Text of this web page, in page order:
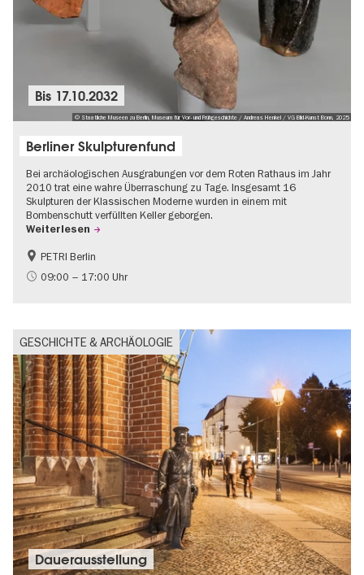
© Staatliche Museen zu Berlin, Museum für Vor- und Frühgeschichte / Andreas Henkel / VG Bild-Kunst Bonn, 2025
Bis 17.10.2032
Berliner Skulpturenfund
Bei archäologischen Ausgrabungen vor dem Roten Rathaus im Jahr
2010 trat eine wahre Überraschung zu Tage. Insgesamt 16
Skulpturen der Klassischen Moderne wurden in einem mit
Bombenschutt verfüllten Keller geborgen.
Weiterlesen
NS-Geschichte
PETRI Berlin
09:00 – 17:00 Uhr
GESCHICHTE & ARCHÄOLOGIE
Dauer­aus­stel­lung